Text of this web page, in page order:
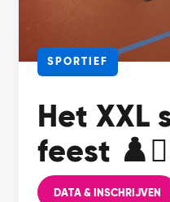
SPORTIEF
Het XXL
feest
DATA & INSCHRIJVEN